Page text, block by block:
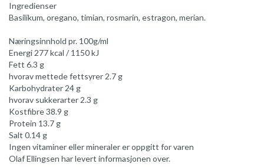
Ingredienser
Basilikum, oregano, timian, rosmarin, estragon, merian.
Næringsinnhold pr. 100g/ml
Energi 277 kcal / 1150 kJ
Fett 6.3 g
hvorav mettede fettsyrer 2.7 g
Karbohydrater 24 g
hvorav sukkerarter 2.3 g
Kostfibre 38.9 g
Protein 13.7 g
Salt 0.14 g
Ingen vitaminer eller mineraler er oppgitt for varen
Olaf Ellingsen har levert informasjonen over.